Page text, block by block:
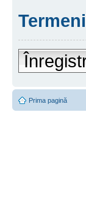
Prima pagină